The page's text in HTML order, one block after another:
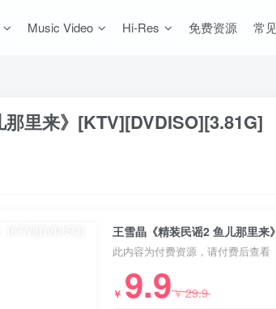
Music Video Hi-Res 免费资源 常
里来》[KTV][DVDISO][3.81G]
王雪晶《精装民谣2 鱼儿那里
此内容为付费资源，请付费后查看
￥ 9.9￥29.9